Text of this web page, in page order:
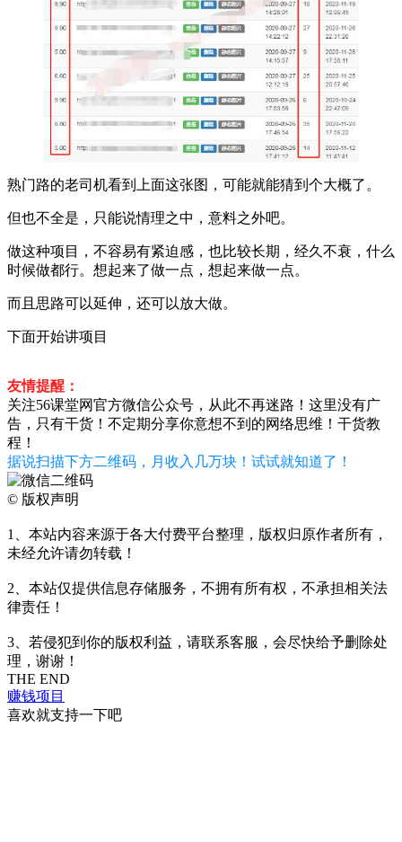
熟门路的老司机看到上面这张图，可能就能猜到个大概了。
但也不全是，只能说情理之中，意料之外吧。
做这种项目，不容易有紧迫感，也比较长期，经久不衰，什么
时候做都行。想起来了做一点，想起来做一点。
而且思路可以延伸，还可以放大做。
下面开始讲项目
友情提醒：
关注56课堂网官方微信公众号，从此不再迷路！这里没有广
告，只有干货！不定期分享你意想不到的网络思维！干货教
程！
据说扫描下方二维码，月收入几万块！试试就知道了！
© 版权声明
1、本站内容来源于各大付费平台整理，版权归原作者所有，
未经允许请勿转载！
2、本站仅提供信息存储服务，不拥有所有权，不承担相关法
律责任！
3、若侵犯到你的版权利益，请联系客服，会尽快给予删除处
理，谢谢！
THE END
赚钱项目
喜欢就支持一下吧